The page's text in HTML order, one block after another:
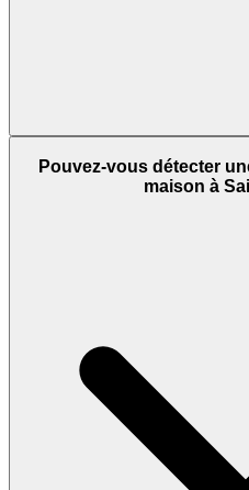
Pouvez-vous détecter
maison à